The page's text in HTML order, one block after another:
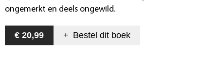
ongemerkt en deels ongewild.
€ 20,99 + Bestel dit boek